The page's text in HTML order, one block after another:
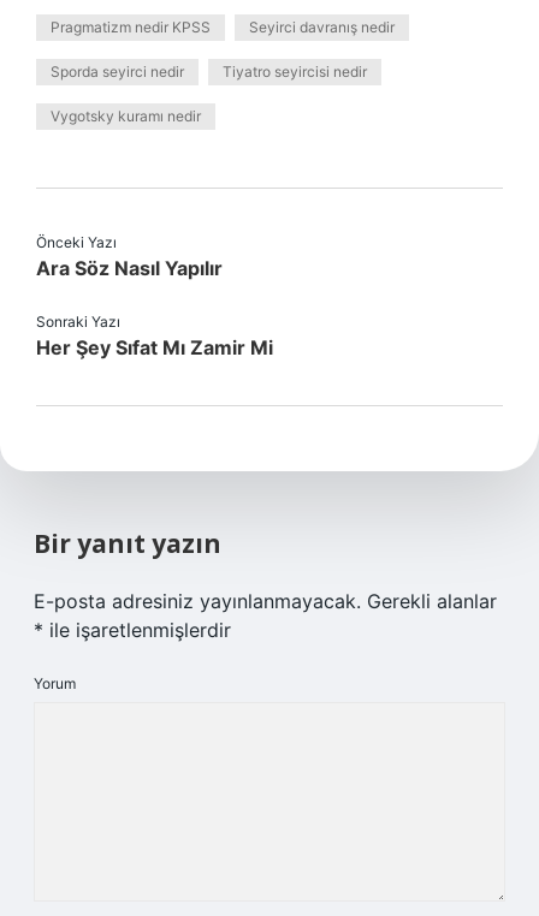
Pragmatizm nedir KPSS Seyirci davranış nedir
Sporda seyirci nedir Tiyatro seyircisi nedir
Vygotsky kuramı nedir
Önceki Yazı
Ara Söz Nasıl Yapılır
Sonraki Yazı
Her Şey Sıfat Mı Zamir Mi
Bir yanıt yazın
E-posta adresiniz yayınlanmayacak. Gerekli alanlar
* ile işaretlenmişlerdir
Yorum